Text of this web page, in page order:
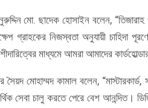
মো. ছাদেক হোসাইন বলেন,
গ্রাহকের নিজস্বতা অনুযায়ী চাহিদা
মাধ্যমে আমরা আমাদের
সৈয়দ মোহাম্মদ কামাল বলেন,
চালু করতে পেরে বেশ আনন্দিত।